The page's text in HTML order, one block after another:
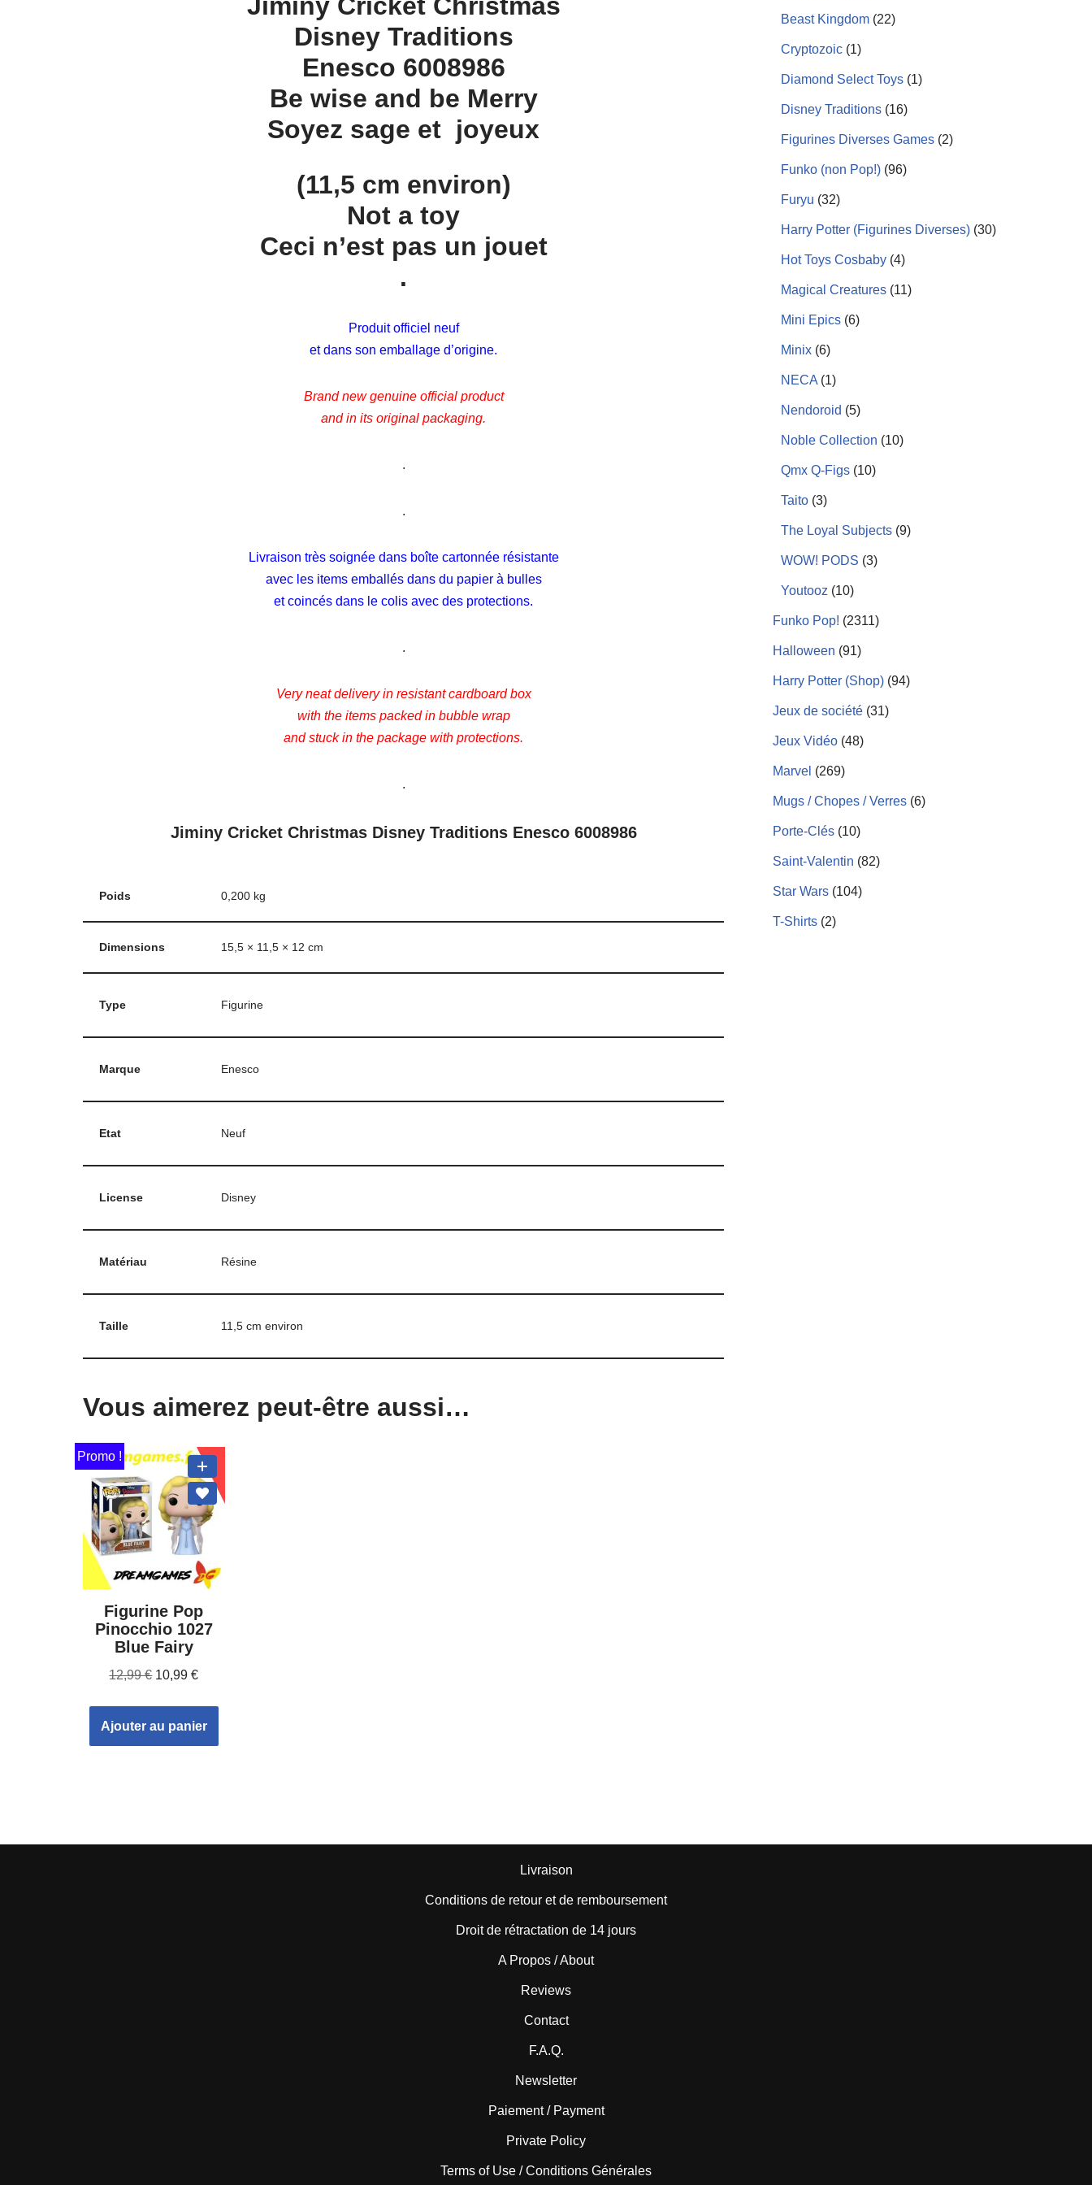
Disney Traditions
Enesco 6008986
Be wise and be Merry
Soyez sage et joyeux
(11,5 cm environ)
Not a toy
Ceci n’est pas un jouet
.
Produit officiel neuf
et dans son emballage d’origine.
Brand new genuine official product
and in its original packaging.
.
.
Livraison très soignée dans boîte cartonnée résistante
avec les items emballés dans du papier à bulles
et coincés dans le colis avec des protections.
.
Very neat delivery in resistant cardboard box
with the items packed in bubble wrap
and stuck in the package with protections.
.
Jiminy Cricket Christmas Disney Traditions Enesco 6008986
Poids 0,200 kg
Dimensions 15,5 × 11,5 × 12 cm
Type Figurine
Marque Enesco
Etat Neuf
License Disney
Matériau Résine
Taille 11,5 cm environ
Vous aimerez peut-être aussi…
Promo !
Figurine Pop
Pinocchio 1027
Blue Fairy
12,99€ 10,99€
Ajouter au panier
Beast Kingdom (22)
Cryptozoic (1)
Diamond Select Toys (1)
Disney Traditions (16)
Figurines Diverses Games (2)
Funko (non Pop!) (96)
Furyu (32)
Harry Potter (Figurines Diverses) (30)
Hot Toys Cosbaby (4)
Magical Creatures (11)
Mini Epics (6)
Minix (6)
NECA (1)
Nendoroid (5)
Noble Collection (10)
Qmx Q-Figs (10)
Taito (3)
The Loyal Subjects (9)
WOW! PODS (3)
Youtooz (10)
Funko Pop! (2311)
Halloween (91)
Harry Potter (Shop) (94)
Jeux de société (31)
Jeux Vidéo (48)
Marvel (269)
Mugs / Chopes / Verres (6)
Porte-Clés (10)
Saint-Valentin (82)
Star Wars (104)
T-Shirts (2)
Livraison
Conditions de retour et de remboursement
Droit de rétractation de 14 jours
A Propos / About
Reviews
Contact
F.A.Q.
Newsletter
Paiement / Payment
Private Policy
Terms of Use / Conditions Générales